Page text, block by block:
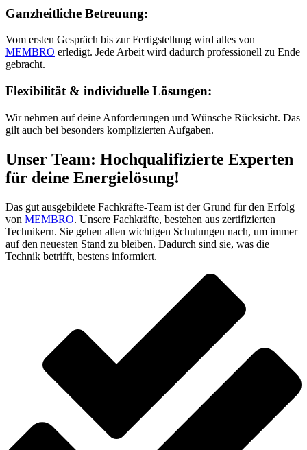
Ganzheitliche Betreuung:
Vom ersten Gespräch bis zur Fertigstellung wird alles von
MEMBRO erledigt. Jede Arbeit wird dadurch professionell zu Ende
gebracht.
Flexibilität & individuelle Lösungen:
Wir nehmen auf deine Anforderungen und Wünsche Rücksicht. Das
gilt auch bei besonders komplizierten Aufgaben.
Unser Team: Hochqualifizierte Experten
für deine Energielösung!
Das gut ausgebildete Fachkräfte-Team ist der Grund für den Erfolg
von MEMBRO. Unsere Fachkräfte, bestehen aus zertifizierten
Technikern. Sie gehen allen wichtigen Schulungen nach, um immer
auf den neuesten Stand zu bleiben. Dadurch sind sie, was die
Technik betrifft, bestens informiert.